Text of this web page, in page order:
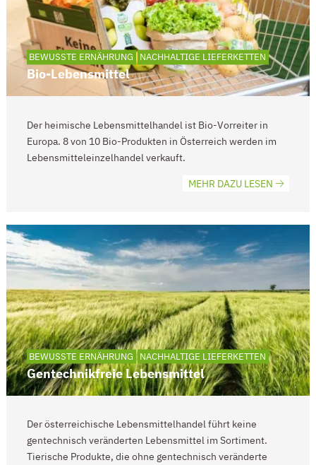
BEWUSSTE ERNÄHRUNG NACHHALTIGE LIEFERKETTEN
Bio-Lebensmittel
Der heimische Lebensmittelhandel ist Bio-Vorreiter in
Europa. 8 von 10 Bio-Produkten in Österreich werden im
Lebensmitteleinzelhandel verkauft.
MEHR DAZU LESEN
BEWUSSTE ERNÄHRUNG NACHHALTIGE LIEFERKETTEN
Gentechnikfreie Lebensmittel
Der österreichische Lebensmittelhandel führt keine
gentechnisch veränderten Lebensmittel im Sortiment.
Tierische Produkte, die ohne gentechnisch veränderte